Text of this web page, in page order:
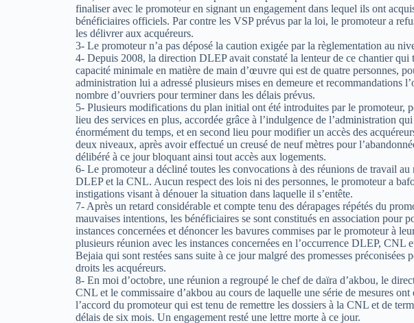
finaliser avec le promoteur en signant un engagement dans lequel ils ont
bénéficiaires officiels. Par contre les VSP prévus par la loi, le promoteur a
les délivrer aux acquéreurs.
3- Le promoteur n’a pas déposé la caution exigée par la règlementation au
4- Depuis 2008, la direction DLEP avait constaté la lenteur de ce chantier qui
capacité minimale en matière de main d’œuvre qui est de quatre personnes,
administration lui a adressé plusieurs mises en demeure et recommandations
nombre d’ouvriers pour terminer dans les délais prévus.
5- Plusieurs modifications du plan initial ont été introduites par le promoteur,
lieu des services en plus, accordée grâce à l’indulgence de l’administration
énormément du temps, et en second lieu pour modifier un accès des
deux niveaux, après avoir effectué un creusé de neuf mètres pour
délibéré à ce jour bloquant ainsi tout accès aux logements.
6- Le promoteur a décliné toutes les convocations à des réunions de travail
DLEP et la CNL. Aucun respect des lois ni des personnes, le promoteur a
instigations visant à dénouer la situation dans laquelle il s’entête.
7- Après un retard considérable et compte tenu des dérapages répétés du
mauvaises intentions, les bénéficiaires se sont constitués en association pour
instances concernées et dénoncer les bavures commises par le promoteur à
plusieurs réunion avec les instances concernées en l’occurrence DLEP, CNL
Bejaia qui sont restées sans suite à ce jour malgré des promesses préconisées
droits les acquéreurs.
8- En moi d’octobre, une réunion a regroupé le chef de daïra d’akbou, le
CNL et le commissaire d’akbou au cours de laquelle une série de mesures ont
l’accord du promoteur qui est tenu de remettre les dossiers à la CNL et de
délais de six mois. Un engagement resté une lettre morte à ce jour.